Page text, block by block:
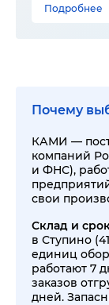
Подробнее
Почему
КАМИ —
компаний
и ФНС),
свои
Склад и
в Ступино
единиц
работают 7
заказов
дней.